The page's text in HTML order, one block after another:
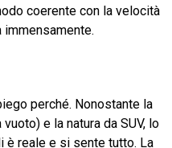
coerente con la velocità
immensamente.
perché. Nonostante la
e la natura da SUV, lo
è reale e si sente tutto. La